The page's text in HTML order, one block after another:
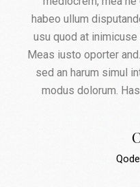
habeo ullum
usu quod at
Meas iusto oporter
sed an harum simul
modus dolorum.